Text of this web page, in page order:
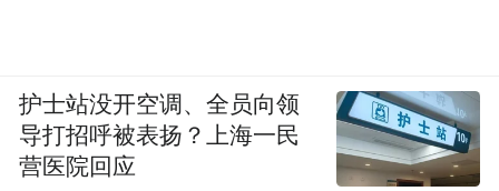
护士站没开空调、全员向领
导打招呼被表扬？上海一民
营医院回应